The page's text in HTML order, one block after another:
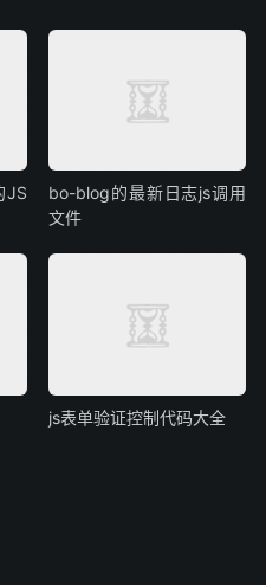
JS
bo-blog的最新日志js调用
文件
js表单验证控制代码大全